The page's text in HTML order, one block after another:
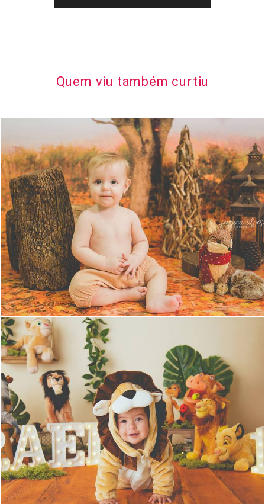
Quem viu também curtiu
1607
1800